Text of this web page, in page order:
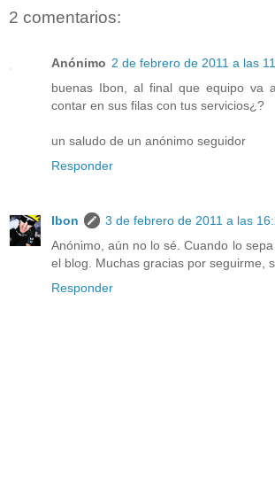
2 comentarios:
Anónimo 2 de febrero de 2011 a las
buenas Ibon, al final que equipo va
contar en sus filas con tus servicios¿?
un saludo de un anónimo seguidor
Responder
Ibon
3 de febrero de 2011 a las
Anónimo, aún no lo sé. Cuando lo
el blog. Muchas gracias por seguirme,
Responder